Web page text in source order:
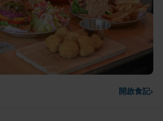
開啟食記›